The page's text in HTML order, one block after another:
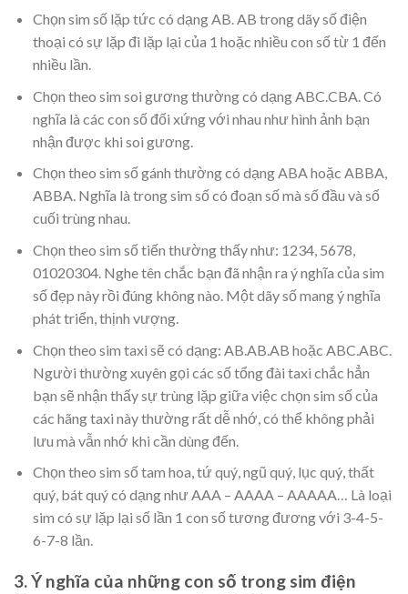
Chọn sim số lặp tức có dạng AB. AB trong dãy số điện
thoại có sự lặp đi lặp lại của 1 hoặc nhiều con số từ 1 đến
nhiều lần.
Chọn theo sim soi gương thường có dạng ABC.CBA. Có
nghĩa là các con số đối xứng với nhau như hình ảnh bạn
nhận được khi soi gương.
Chọn theo sim số gánh thường có dạng ABA hoặc ABBA,
ABBA. Nghĩa là trong sim số có đoạn số mà số đầu và số
cuối trùng nhau.
Chọn theo sim số tiến thường thấy như: 1234, 5678,
01020304. Nghe tên chắc bạn đã nhận ra ý nghĩa của sim
số đẹp này rồi đúng không nào. Một dãy số mang ý nghĩa
phát triển, thịnh vượng.
Chọn theo sim taxi sẽ có dạng: AB.AB.AB hoặc ABC.ABC.
Người thường xuyên gọi các số tổng đài taxi chắc hẳn
bạn sẽ nhận thấy sự trùng lặp giữa việc chọn sim số của
các hãng taxi này thường rất dễ nhớ, có thể không phải
lưu mà vẫn nhớ khi cần dùng đến.
Chọn theo sim số tam hoa, tứ quý, ngũ quý, lục quý, thất
quý, bát quý có dạng như AAA – AAAA – AAAAA… Là loại
sim có sự lặp lại số lần 1 con số tương đương với 3-4-5-
6-7-8 lần.
3. Ý nghĩa của những con số trong sim điện